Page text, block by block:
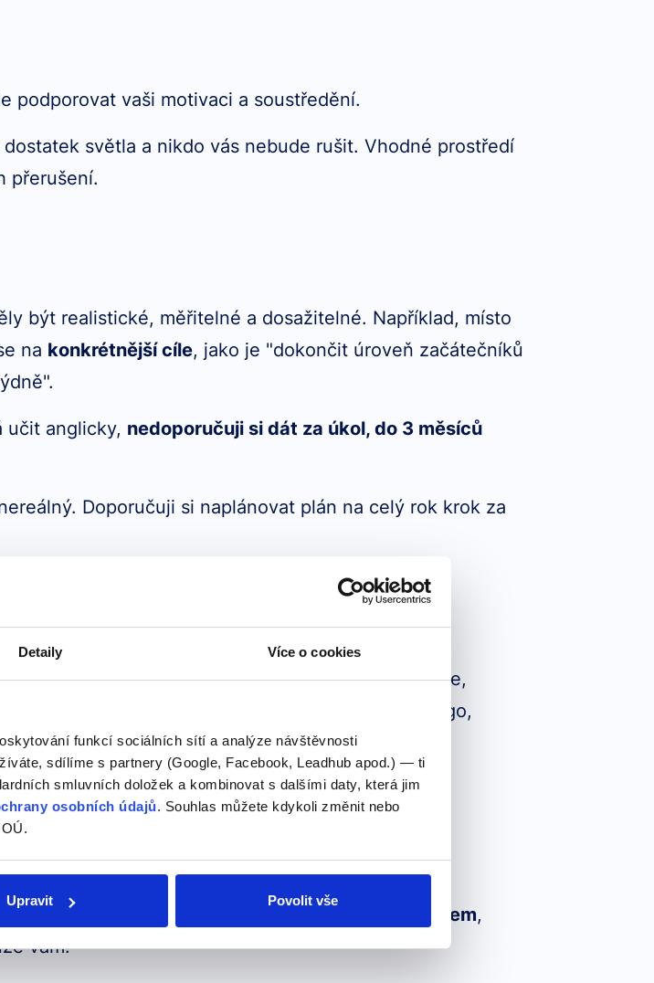
Detaily Více o cookies
funkcí sociálních sítí a analýze návštěvnosti
sdílíme s partnery (Google, Facebook, Leadhub apod.) — ti
smluvních doložek a kombinovat s dalšími daty, která jim
osobních údajů. Souhlas můžete kdykoli změnit nebo
Upravit Povolit vše
podporovat vaši motivaci a soustředění.
světla a nikdo vás nebude rušit. Vhodné prostředí
přerušení.
být realistické, měřitelné a dosažitelné. Například, místo
na konkrétnější cíle, jako je "dokončit úroveň začátečníků
učit anglicky, nedoporučuji si dát za úkol, do 3 měsíců
Doporučuji si naplánovat plán na celý rok krok za
vám mohou pomoci v učení.Online kurzy, aplikace,
z možností. Zkuste například aplikace jako Duolingo,
najít spousty jiných alternativ.
která vám pomohou zlepšit v určitých
zaplatit online kurz s lektorem,
vám.